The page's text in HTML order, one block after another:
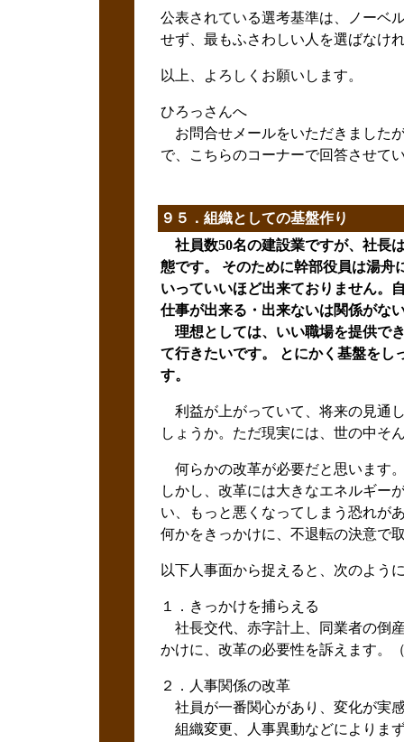
公表されている選考基準は、ノーベ
せず、最もふさわしい人を選ばなけ
以上、よろしくお願いします。
ひろっさんへ
お問合せメールをいただきました
で、こちらのコーナーで回答させて
９５．組織としての基盤作り
社員数50名の建設業ですが、社長
態です。 そのために幹部役員は湯舟
いっていいほど出来ておりません。
仕事が出来る・出来ないは関係がな
理想としては、いい職場を提供で
て行きたいです。 とにかく基盤をし
す。
利益が上がっていて、将来の見通
しょうか。ただ現実には、世の中そ
何らかの改革が必要だと思います
しかし、改革には大きなエネルギー
い、もっと悪くなってしまう恐れが
何かをきっかけに、不退転の決意で
以下人事面から捉えると、次のよう
１．きっかけを捕らえる
社長交代、赤字計上、同業者の倒
かけに、改革の必要性を訴えます。
２．人事関係の改革
社員が一番関心があり、変化が実
組織変更、人事異動などによりま